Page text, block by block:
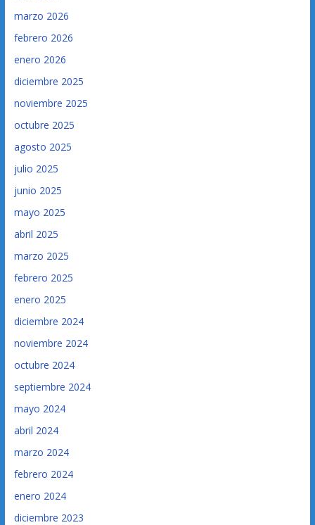
marzo 2026
febrero 2026
enero 2026
diciembre 2025
noviembre 2025
octubre 2025
agosto 2025
julio 2025
junio 2025
mayo 2025
abril 2025
marzo 2025
febrero 2025
enero 2025
diciembre 2024
noviembre 2024
octubre 2024
septiembre 2024
mayo 2024
abril 2024
marzo 2024
febrero 2024
enero 2024
diciembre 2023